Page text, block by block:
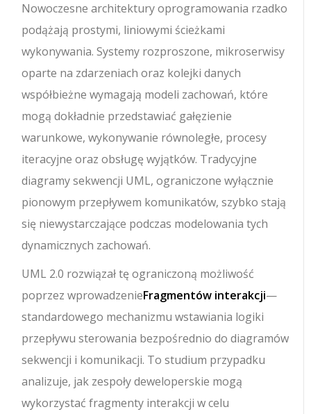
Nowoczesne architektury oprogramowania rzadko
podążają prostymi, liniowymi ścieżkami
wykonywania. Systemy rozproszone, mikroserwisy
oparte na zdarzeniach oraz kolejki danych
współbieżne wymagają modeli zachowań, które
mogą dokładnie przedstawiać gałęzienie
warunkowe, wykonywanie równoległe, procesy
iteracyjne oraz obsługę wyjątków. Tradycyjne
diagramy sekwencji UML, ograniczone wyłącznie
pionowym przepływem komunikatów, szybko stają
się niewystarczające podczas modelowania tych
dynamicznych zachowań.
UML 2.0 rozwiązał tę ograniczoną możliwość
poprzez wprowadzenieFragmentów interakcji—
standardowego mechanizmu wstawiania logiki
przepływu sterowania bezpośrednio do diagramów
sekwencji i komunikacji. To studium przypadku
analizuje, jak zespoły deweloperskie mogą
wykorzystać fragmenty interakcji w celu